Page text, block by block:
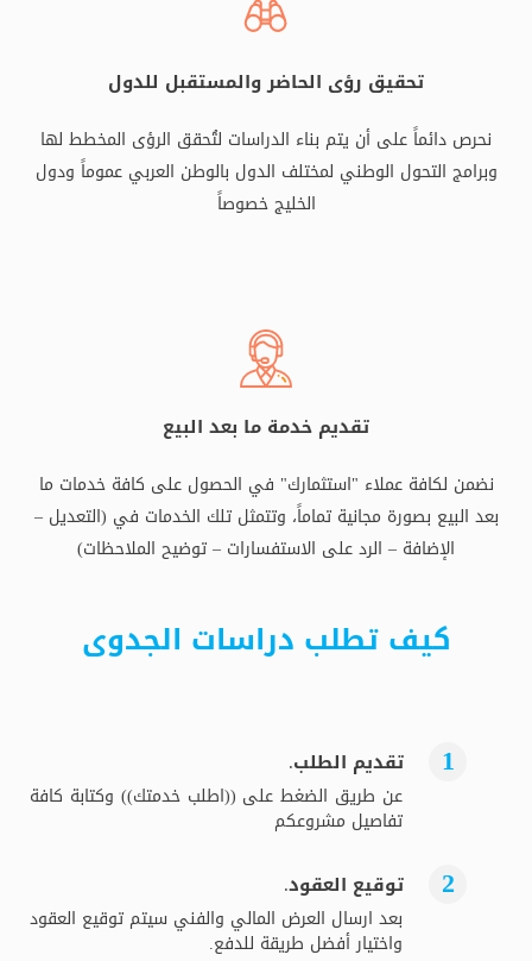
تحقيق رؤى الحاضر والمستقبل للدول
نحرص دائماً على أن يتم بناء الدراسات لتُحقق الرؤى المخطط لها
وبرامج التحول الوطني لمختلف الدول بالوطن العربي عموماً ودول
الخليج خصوصاً
تقديم خدمة ما بعد البيع
نضمن لكافة عملاء "استثمارك" في الحصول على كافة خدمات ما
بعد البيع بصورة مجانية تماماً، وتتمثل تلك الخدمات في (التعديل –
الإضافة – الرد على الاستفسارات – توضيح الملاحظات)
كيف تطلب دراسات الجدوى
تقديم الطلب.
عن طريق الضغط على ((اطلب خدمتك)) وكتابة كافة
تفاصيل مشروعكم
توقيع العقود.
بعد ارسال العرض المالي والفني سيتم توقيع العقود
واختيار أفضل طريقة للدفع.